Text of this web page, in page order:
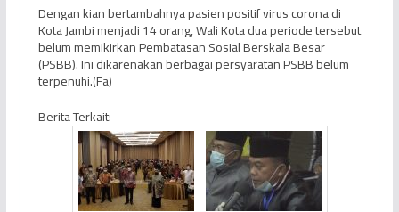
Dengan kian bertambahnya pasien positif virus corona di
Kota Jambi menjadi 14 orang, Wali Kota dua periode tersebut
belum memikirkan Pembatasan Sosial Berskala Besar
(PSBB). Ini dikarenakan berbagai persyaratan PSBB belum
terpenuhi.(Fa)
Berita Terkait: